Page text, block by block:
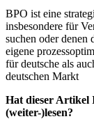
BPO ist eine
insbesondere für
suchen oder
eigene
für deutsche als
deutschen Markt
Hat dieser Artikel
(weiter-)lesen?